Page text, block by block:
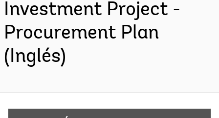
Investment Project -
Procurement Plan
(Inglés)